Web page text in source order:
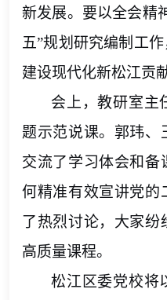
新发展。要以全会精
五”规划研究编制工
建设现代化新松江贡
会上，教研室主
题示范说课。郭玮、
交流了学习体会和备
何精准有效宣讲党的
了热烈讨论，大家纷
高质量课程。
松江区委党校将